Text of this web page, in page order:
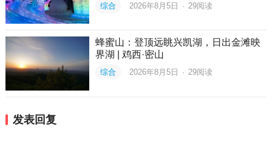
综合 2026年8月5日 · 29阅读
蜂蜜山：登顶远眺兴凯湖，日出金滩映
界湖 | 鸡西·密山
综合 2026年8月5日 · 29阅读
发表回复